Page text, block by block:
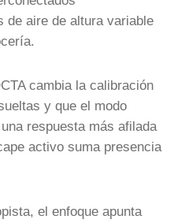
de aire de altura variable
cambia la calibración
y que el modo
respuesta más afilada
activo suma presencia
el enfoque apunta